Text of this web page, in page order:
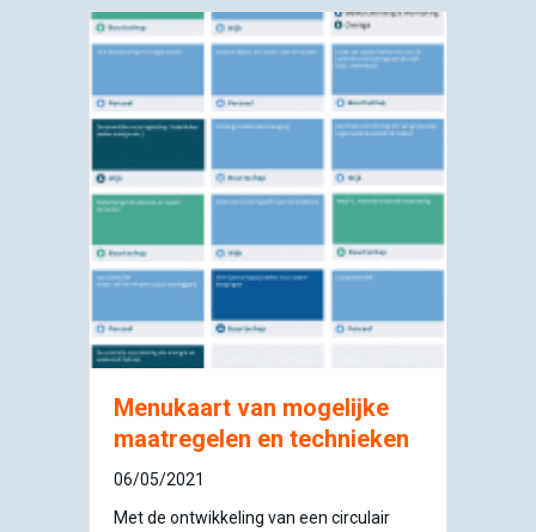
Menukaart van mogelijke
maatregelen en technieken
06/05/2021
Met de ontwikkeling van een circulair